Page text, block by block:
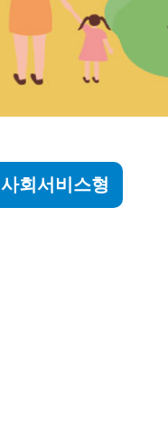
사회서비스형